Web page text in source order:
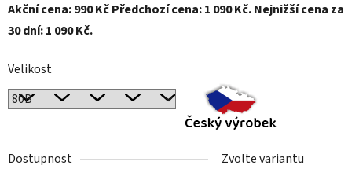
Akční cena: 990 Kč Předchozí cena: 1 090 Kč. Nejnižší cena za
30 dní: 1 090 Kč.
Velikost
Dostupnost Zvolte variantu